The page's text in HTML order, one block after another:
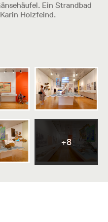
Ein Strandbad
Holzfeind.
+8